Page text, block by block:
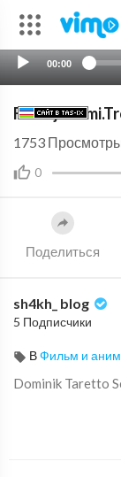
00:00
Forsaj 5
0
1753
Поделиться
sh4kh_ blog
5 Подписчики
ВФильм и
⁣Dominik Taretto